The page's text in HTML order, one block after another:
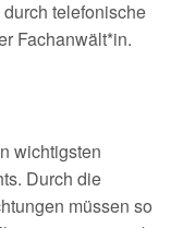
telefonische
Fachanwält*in.
wichtigsten
Durch die
müssen so